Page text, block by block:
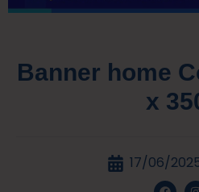
Banner home
x
17/06/